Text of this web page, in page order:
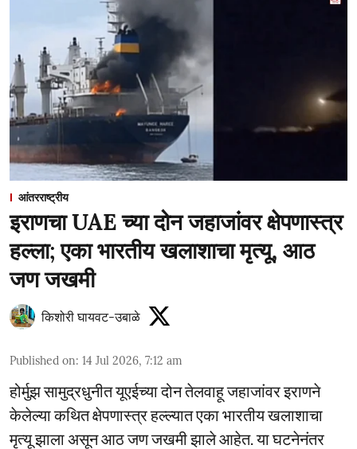
आंतरराष्ट्रीय
इराणचा UAE च्या दोन जहाजांवर क्षेपणास्त्र
हल्ला; एका भारतीय खलाशाचा मृत्यू, आठ
जण जखमी
किशोरी घायवट-उबाळे
Published on: 14 Jul 2026, 7:12 am
होर्मुझ सामुद्रधुनीत यूएईच्या दोन तेलवाहू जहाजांवर इराणने
केलेल्या कथित क्षेपणास्त्र हल्ल्यात एका भारतीय खलाशाचा
मृत्यू झाला असून आठ जण जखमी झाले आहेत. या घटनेनंतर